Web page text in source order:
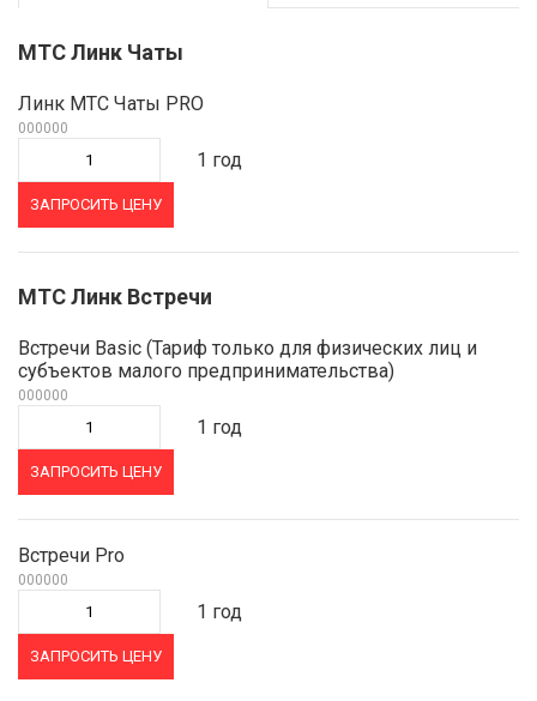
МТС Линк Чаты
Линк МТС Чаты PRO
000000
1 год
ЗАПРОСИТЬ ЦЕНУ
МТС Линк Встречи
Встречи Basic (Тариф только для физических лиц и
субъектов малого предпринимательства)
000000
1 год
ЗАПРОСИТЬ ЦЕНУ
Встречи Pro
000000
1 год
ЗАПРОСИТЬ ЦЕНУ